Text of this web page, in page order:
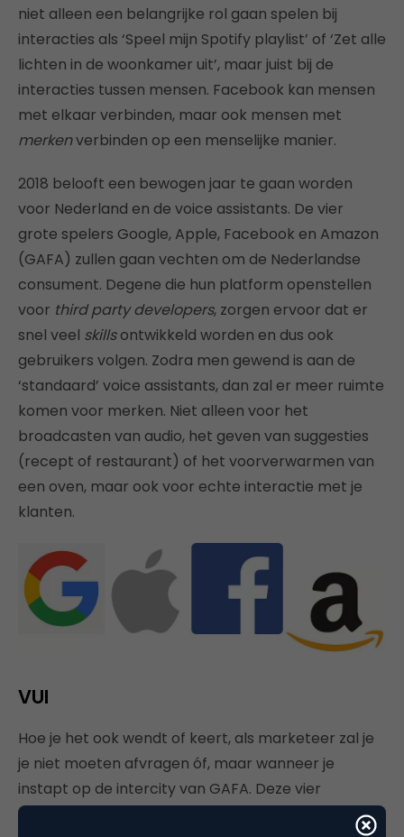
niet alleen een belangrijke rol gaan spelen bij
interacties als ‘Speel mijn Spotify playlist’ of ‘Zet alle
lichten in de woonkamer uit’, maar juist bij de
interacties tussen mensen. Facebook kan mensen
met elkaar verbinden, maar ook mensen met
merkenverbinden op een menselijke manier.
2018 belooft een bewogen jaar te gaan worden
voor Nederland en de voice assistants. De vier
grote spelers Google, Apple, Facebook en Amazon
(GAFA) zullen gaan vechten om de Nederlandse
consument. Degene die hun platform openstellen
voor third party developers, zorgen ervoor dat er
snel veel skillsontwikkeld worden en dus ook
gebruikers volgen. Zodra men gewend is aan de
‘standaard’ voice assistants, dan zal er meer ruimte
komen voor merken. Niet alleen voor het
broadcasten van audio, het geven van suggesties
(recept of restaurant) of het voorverwarmen van
een oven, maar ook voor echte interactie met je
klanten.
VUI
Hoe je het ook wendt of keert, als marketeer zal je
je niet moeten afvragen óf, maar wanneer je
instapt op de intercity van GAFA. Deze vier
metaplatformen zijn de toekomst. Alleen
Google en